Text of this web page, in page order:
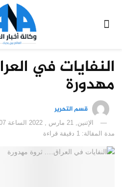
النفايات في
مهدورة
قسم التحرير
الإثنين, 21 مارس , 2022 الساعة 11:07 مساءً (مكة المكرمة)
مدة المقالة: 1 دقيقة قراءة